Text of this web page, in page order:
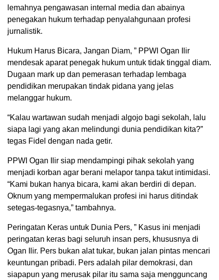
lemahnya pengawasan internal media dan abainya
penegakan hukum terhadap penyalahgunaan profesi
jurnalistik.
Hukum Harus Bicara, Jangan Diam, ” PPWI Ogan Ilir
mendesak aparat penegak hukum untuk tidak tinggal diam.
Dugaan mark up dan pemerasan terhadap lembaga
pendidikan merupakan tindak pidana yang jelas
melanggar hukum.
“Kalau wartawan sudah menjadi algojo bagi sekolah, lalu
siapa lagi yang akan melindungi dunia pendidikan kita?”
tegas Fidel dengan nada getir.
PPWI Ogan Ilir siap mendampingi pihak sekolah yang
menjadi korban agar berani melapor tanpa takut intimidasi.
“Kami bukan hanya bicara, kami akan berdiri di depan.
Oknum yang mempermalukan profesi ini harus ditindak
setegas-tegasnya,” tambahnya.
Peringatan Keras untuk Dunia Pers, ” Kasus ini menjadi
peringatan keras bagi seluruh insan pers, khususnya di
Ogan Ilir. Pers bukan alat tukar, bukan jalan pintas mencari
keuntungan pribadi. Pers adalah pilar demokrasi, dan
siapapun yang merusak pilar itu sama saja mengguncang